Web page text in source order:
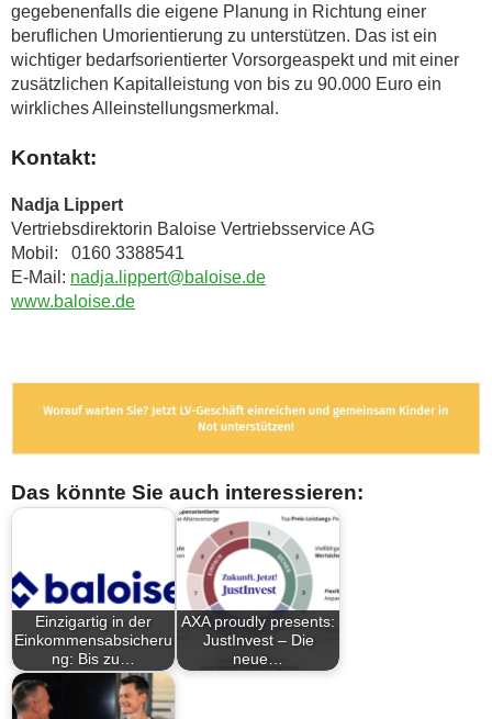
gegebenenfalls die eigene Planung in Richtung einer
beruflichen Umorientierung zu unterstützen. Das ist ein
wichtiger bedarfsorientierter Vorsorgeaspekt und mit einer
zusätzlichen Kapitalleistung von bis zu 90.000 Euro ein
wirkliches Alleinstellungsmerkmal.
Kontakt:
Nadja Lippert
Vertriebsdirektorin Baloise Vertriebsservice AG
Mobil: 0160 3388541
E-Mail: nadja.lippert@baloise.de
www.baloise.de
Das könnte Sie auch interessieren:
Einzigartig in der
Einkommensabsicheru
ng: Bis zu…
AXA proudly presents:
JustInvest – Die
neue…